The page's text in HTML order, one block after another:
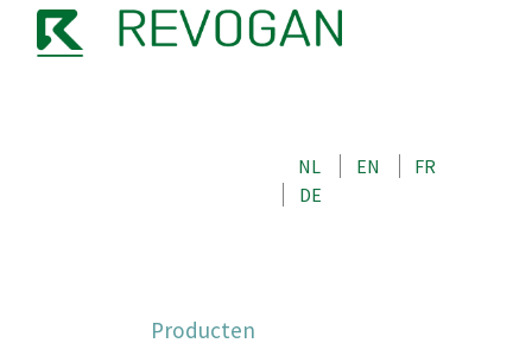
NL EN
FR
DE
Producten